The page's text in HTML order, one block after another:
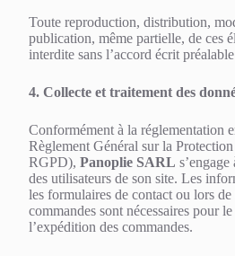
Toute reproduction, distribution,
publication, même partielle, de ces
interdite sans l’accord écrit
4. Collecte et traitement des
Conformément à la réglementation
Règlement Général sur la
RGPD), Panoplie SARL
des utilisateurs de son site. Les
les formulaires de contact ou lors de
commandes sont nécessaires pour
l’expédition des commandes.